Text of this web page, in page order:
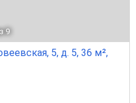
9
5, д. 5, 36 м²,